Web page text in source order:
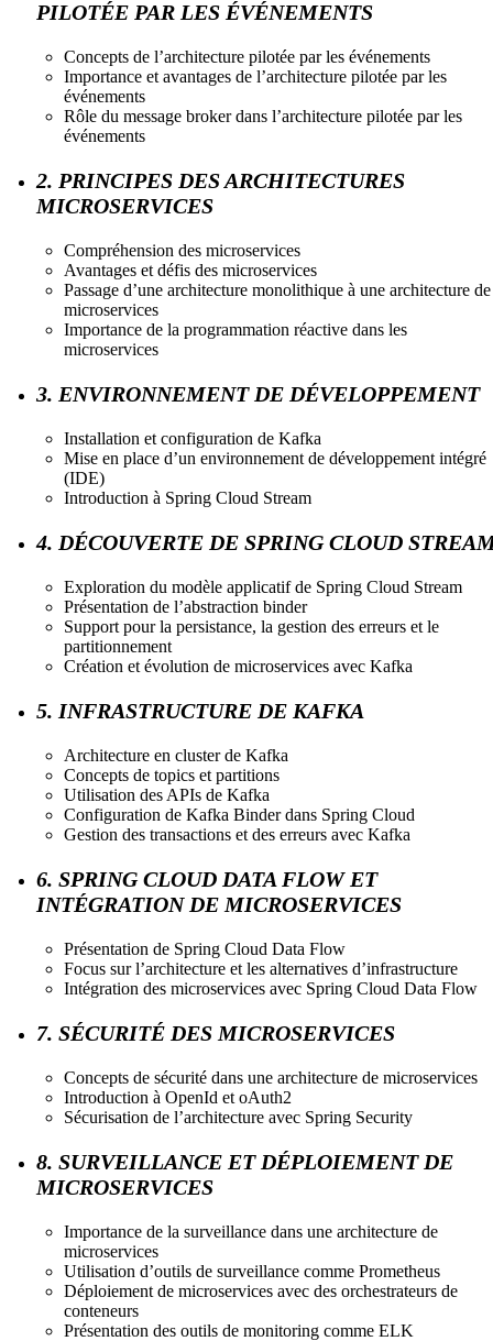
PILOTÉE PAR LES ÉVÉNEMENTS
Concepts de l’architecture pilotée par les événements
Importance et avantages de l’architecture pilotée par les
événements
Rôle du message broker dans l’architecture pilotée par les
événements
2. PRINCIPES DES ARCHITECTURES
MICROSERVICES
Compréhension des microservices
Avantages et défis des microservices
Passage d’une architecture monolithique à une architecture de
microservices
Importance de la programmation réactive dans les
microservices
3. ENVIRONNEMENT DE DÉVELOPPEMENT
Installation et configuration de Kafka
Mise en place d’un environnement de développement intégré
(IDE)
Introduction à Spring Cloud Stream
4. DÉCOUVERTE DE SPRING CLOUD
Exploration du modèle applicatif de Spring Cloud Stream
Présentation de l’abstraction binder
Support pour la persistance, la gestion des erreurs et le
partitionnement
Création et évolution de microservices avec Kafka
5. INFRASTRUCTURE DE KAFKA
Architecture en cluster de Kafka
Concepts de topics et partitions
Utilisation des APIs de Kafka
Configuration de Kafka Binder dans Spring Cloud
Gestion des transactions et des erreurs avec Kafka
6. SPRING CLOUD DATA FLOW ET
INTÉGRATION DE MICROSERVICES
Présentation de Spring Cloud Data Flow
Focus sur l’architecture et les alternatives d’infrastructure
Intégration des microservices avec Spring Cloud Data Flow
7. SÉCURITÉ DES MICROSERVICES
Concepts de sécurité dans une architecture de microservices
Introduction à OpenId et oAuth2
Sécurisation de l’architecture avec Spring Security
8. SURVEILLANCE ET DÉPLOIEMENT DE
MICROSERVICES
Importance de la surveillance dans une architecture de
microservices
Utilisation d’outils de surveillance comme Prometheus
Déploiement de microservices avec des orchestrateurs de
conteneurs
Présentation des outils de monitoring comme ELK